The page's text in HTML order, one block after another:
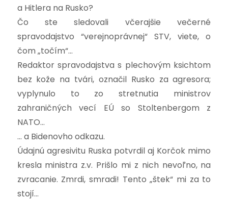
a Hitlera na Rusko?
Čo ste sledovali včerajšie večerné
spravodajstvo “verejnoprávnej“ STV, viete, o
čom „točím“…
Redaktor spravodajstva s plechovým ksichtom
bez kože na tvári, označil Rusko za agresora;
vyplynulo to zo stretnutia ministrov
zahraničných vecí EÚ so Stoltenbergom z
NATO…
… a Bidenovho odkazu.
Údajnú agresivitu Ruska potvrdil aj Korčok mimo
kresla ministra z.v. Prišlo mi z nich nevoľno, na
zvracanie. Zmrdi, smradi! Tento „štek“ mi za to
stojí…